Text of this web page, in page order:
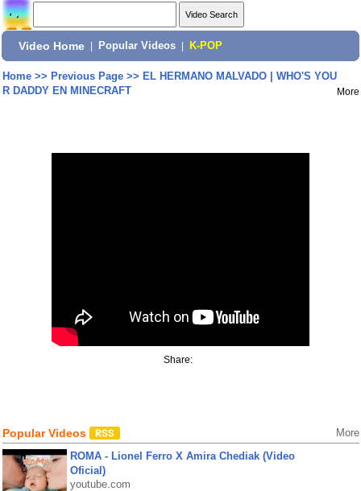
Video Home Popular Videos K-POP
Home>> Previous Page>> EL HERMANO MALVADO | WHO'S YOU
R DADDY EN MINECRAFT
More
Share:
Popular Videos More
ROMA - Lionel Ferro X Amira Chediak (Video
Oficial)
youtube.com